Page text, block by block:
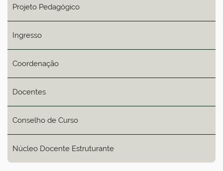
Projeto Pedagógico
Ingresso
Coordenação
Docentes
Conselho de Curso
Núcleo Docente Estruturante